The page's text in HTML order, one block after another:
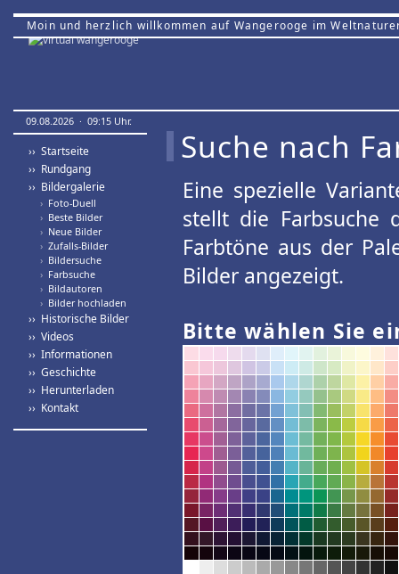
Moin und herzlich willkommen auf Wangerooge im
09.08.2026 · 09:15 Uhr.
›› Startseite
›› Rundgang
›› Bildergalerie
› Foto-Duell
› Beste Bilder
› Neue Bilder
› Zufalls-Bilder
› Bildersuche
› Farbsuche
› Bildautoren
› Bilder hochladen
›› Historische Bilder
›› Videos
›› Informationen
›› Geschichte
›› Herunterladen
›› Kontakt
Suche nach
Eine spezielle
stellt die Farbsuche
Farbtöne aus der
Bilder angezeigt.
Bitte wählen Sie